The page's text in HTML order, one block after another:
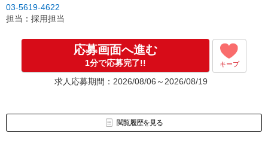
03-5619-4622
担当：採用担当
応募画面へ進む
1分で応募完了!! キープ
求人応募期間：2026/08/06～2026/08/19
閲覧履歴を見る